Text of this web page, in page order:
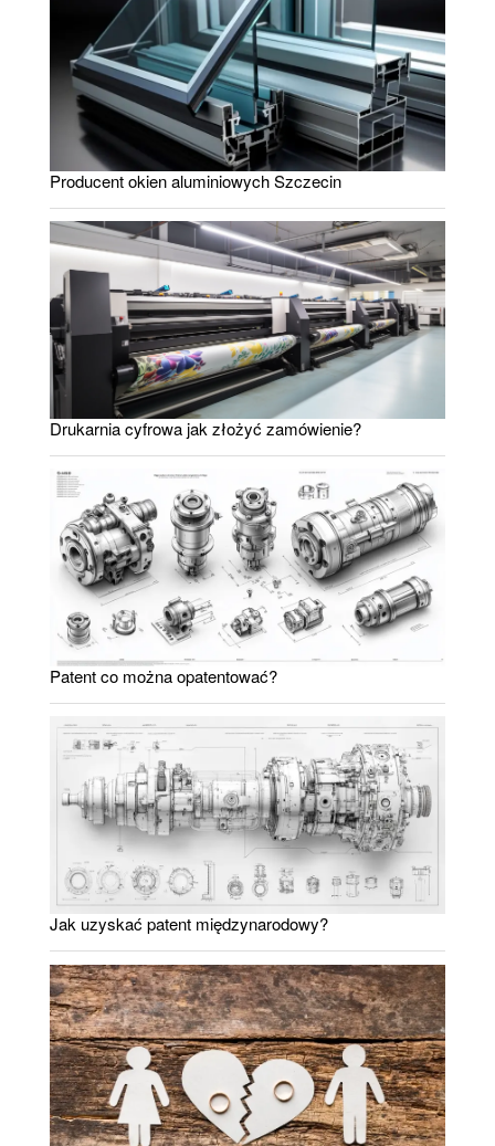
Producent okien aluminiowych Szczecin
Drukarnia cyfrowa jak złożyć zamówienie?
Patent co można opatentować?
Jak uzyskać patent międzynarodowy?